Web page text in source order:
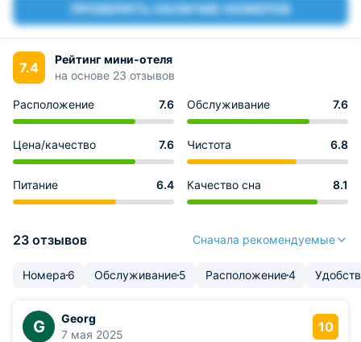
ПРОВЕРИТЬ НАЛИЧИЕ НОМЕРОВ
7.4
Рейтинг мини-отеля
на основе 23 отзывов
Расположение 7.6 Обслуживание 7.6
Цена/качество 7.6 Чистота 6.8
Питание 6.4 Качество сна 8.1
23 отзывов Сначала рекомендуемые
Номера 6 Обслуживание5 Расположение4
G
Georg
7 мая 2025
10